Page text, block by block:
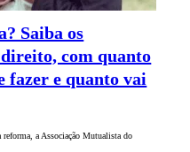
Saiba os
com quanto
fazer e quanto vai
reforma, a Associação Mutualista do